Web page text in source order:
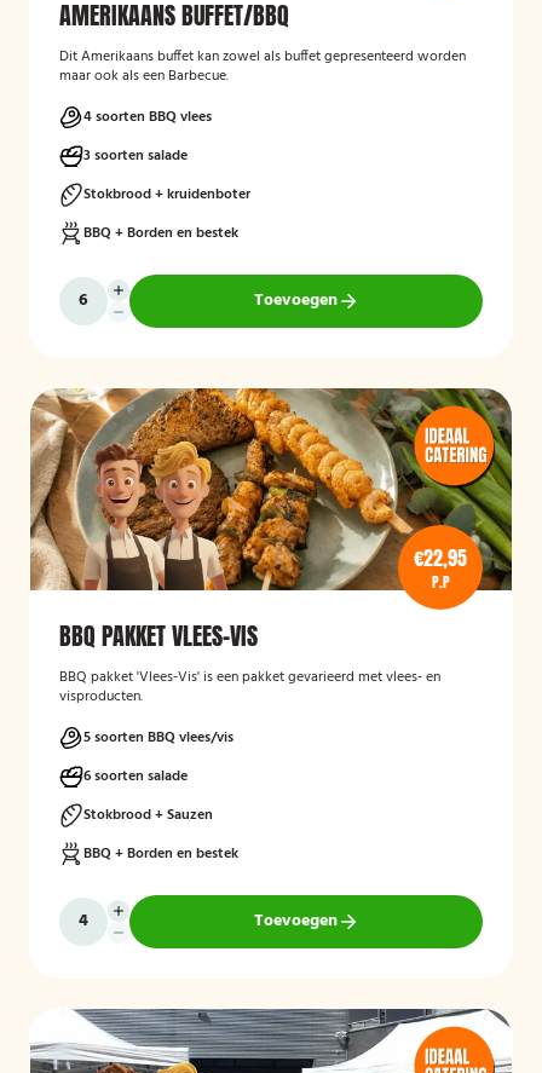
AMERIKAANS BUFFET/BBQ
Dit Amerikaans buffet kan zowel als buffet gepresenteerd worden
maar ook als een Barbecue.
4 soorten BBQ vlees
3 soorten salade
Stokbrood + kruidenboter
BBQ + Borden en bestek
Toevoegen
€22,95
P.P
BBQ PAKKET VLEES-VIS
BBQ pakket 'Vlees-Vis' is een pakket gevarieerd met vlees- en
visproducten.
5 soorten BBQ vlees/vis
6 soorten salade
Stokbrood + Sauzen
BBQ + Borden en bestek
Toevoegen